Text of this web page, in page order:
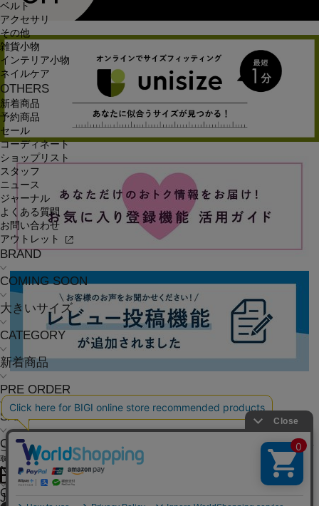
ベルト
アクセサリ
その他
雑貨小物
インテリア小物
ネイルケア
OTHERS
新着商品
予約商品
セール
コーディネート
ショップリスト
スタッフ
ニュース
ジャーナル
よくある質問
お問い合わせ
アウトレット
BRAND
COMING SOON
大きいサイズ
CATEGORY
新着商品
PRE ORDER
SALE
COORDINATE
NEWS
JOURNAL
ご利用ガイド よくある質問 お問い合わせ 会社概要 個人情報保護方針
特定商
取引法に基づく表記
OFFICIAL SNS